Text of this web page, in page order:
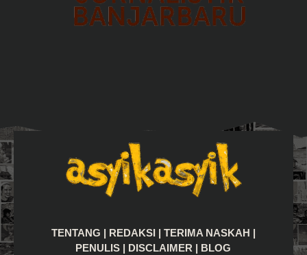
TENTANG REDAKSI TERIMA NASKAH
PENULIS
DISCLAIMER BLOG